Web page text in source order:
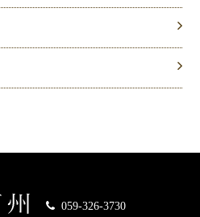
059-326-3730